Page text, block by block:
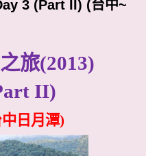
3 (Part II) (台中~
旅(2013)
II)
中日月潭)